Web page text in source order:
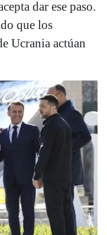
dar ese paso.
que los
Ucrania actúan